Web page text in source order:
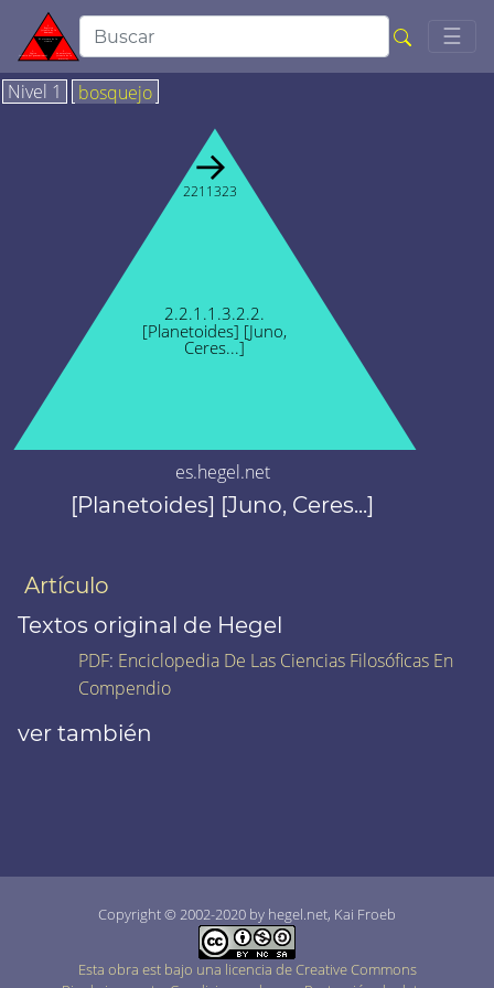
☰
Nivel 1 bosquejo
2.2.1.1.3.2.2.
[Planetoides] [Juno,
Ceres...]
→
2211323
es.hegel.net
[Planetoides] [Juno, Ceres...]
Artículo
Textos original de Hegel
PDF: Enciclopedia De Las Ciencias Filosóficas En
Compendio
ver también
Copyright © 2002-2020 by hegel.net, Kai Froeb
Esta obra est bajo una licencia de Creative Commons